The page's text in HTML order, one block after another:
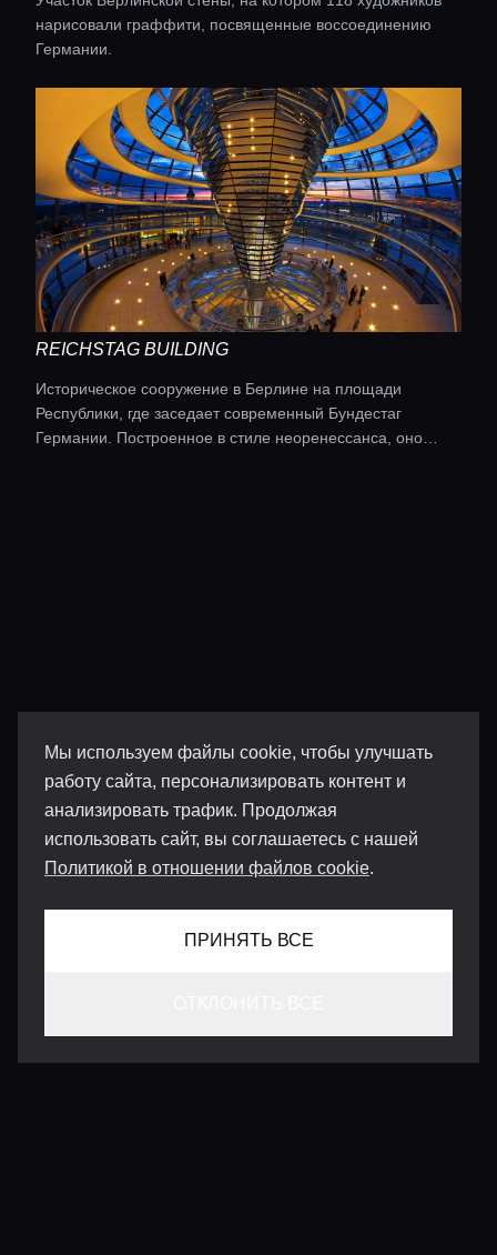
Мы используем файлы cookie, чтобы улучшать
работу сайта, персонализировать контент и
анализировать трафик. Продолжая
использовать сайт, вы соглашаетесь с нашей
Политикой в отношении файлов cookie.
ПРИНЯТЬ ВСЕ
нарисовали граффити, посвященные воссоединению
Германии.
REICHSTAG BUILDING
Историческое сооружение в Берлине на площади
Республики, где заседает современный Бундестаг
Германии. Построенное в стиле неоренессанса, оно